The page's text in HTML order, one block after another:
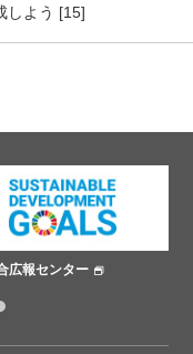
しよう [15]
あいプロジェクト